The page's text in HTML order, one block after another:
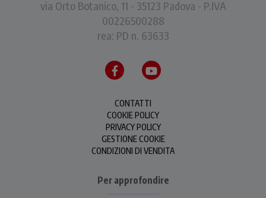
via Orto Botanico, 11 - 35123 Padova - P.IVA
00226500288
rea: PD n. 63633
CONTATTI
COOKIE POLICY
PRIVACY POLICY
GESTIONE COOKIE
CONDIZIONI DI VENDITA
Per approfondire